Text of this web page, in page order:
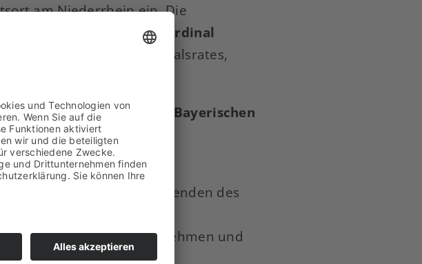
am Niederrhein ein. Die
Cbr Jean-Claude Kardinal
des Päpstlichen Kardinalsrates,
durch eine Festrede des Bayerischen
eingesetzten
dem Vorsitzenden des
Einladung an alle
Jahresplanungen aufzunehmen und